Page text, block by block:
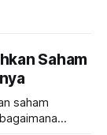
Saham
saham